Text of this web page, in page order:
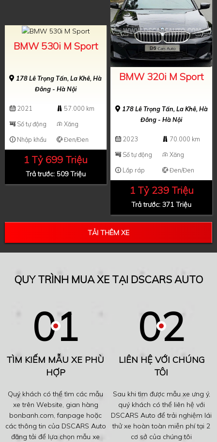
BMW 530i M Sport
178 Lê Trọng Tấn, La Khê, Hà
Đông - Hà Nội
2021
57.000 km
Số tự động
Xăng
Nhập khẩu
Đen/Đen
1 Tỷ 699 Triệu
Trả trước: 509 Triệu
BMW 320i M Sport
178 Lê Trọng Tấn, La Khê, Hà
Đông - Hà Nội
2023
70.000 km
Số tự động
Xăng
Lắp ráp
Đen/Đen
1 Tỷ 239 Triệu
Trả trước: 371 Triệu
TẢI THÊM XE
QUY TRÌNH MUA XE TẠI DSCARS AUTO
TÌM KIẾM MẪU XE PHÙ
HỢP
Quý khách có thể tìm các mẫu
xe trên Website, gian hàng
bonbanh.com, fanpage hoặc
các thông tin của DSCARS Auto
đăng tải để lựa chọn mẫu xe
LIÊN HỆ VỚI CHÚNG
TÔI
Sau khi tìm được mẫu xe ưng ý,
quý khách có thể liên hệ với
DSCARS Auto để trải nghiệm lái
thử xe hoàn toàn miễn phí tại 2
cơ sở của chúng tôi